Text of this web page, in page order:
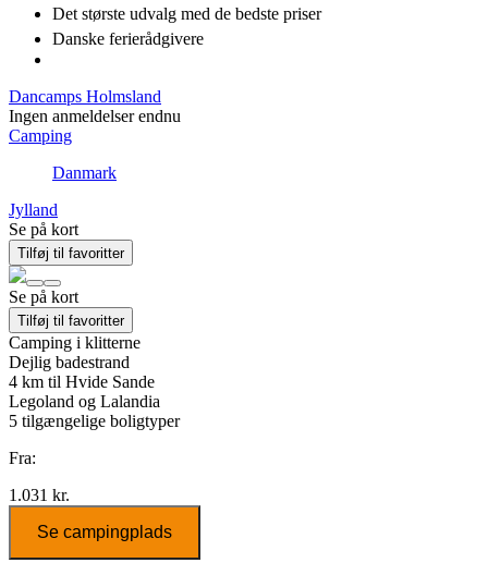
Det største udvalg med de bedste priser
Danske ferierådgivere
Dancamps Holmsland
Ingen anmeldelser endnu
Camping
Danmark
Jylland
Se på kort
Tilføj til favoritter
Se på kort
Tilføj til favoritter
Camping i klitterne
Dejlig badestrand
4 km til Hvide Sande
Legoland og Lalandia
5 tilgængelige boligtyper
Fra:
1.031 kr.
Se campingplads